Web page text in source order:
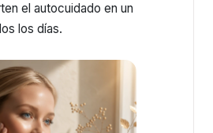
el autocuidado en un
los días.